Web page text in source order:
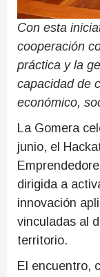
Con esta
cooperación
práctica y la
capacidad de
económico,
La Gomera
junio, el
dirigida a
innovación
vinculadas al
territorio.
El encuentro,